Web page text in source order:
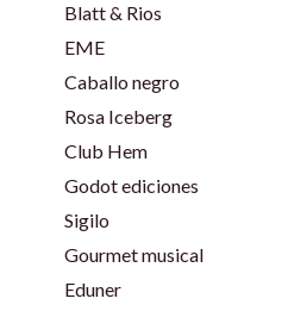
Blatt & Rios
EME
Caballo negro
Rosa Iceberg
Club Hem
Godot ediciones
Sigilo
Gourmet musical
Eduner